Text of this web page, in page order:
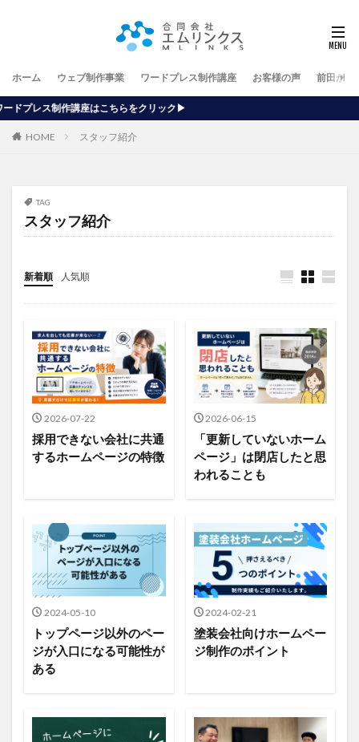
ホーム ウェブ制作事業 ワードプレス制作講座 お客様の声 前田が行
こちらをクリック▶
HOME スタッフ紹介
TAG
スタッフ紹介
新着順 人気順
2026-07-22
採用できない会社に共通
するホームページの特徴
2026-06-15
「更新していないホーム
ページ」は閉店したと思
われることも
2024-05-10
トップページ以外のペー
ジが入口になる可能性が
ある
2024-02-21
塗装会社向けホームペー
ジ制作のポイント